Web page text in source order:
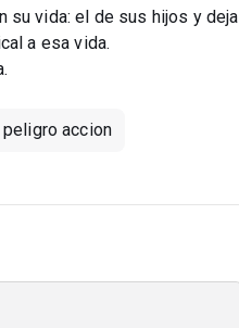
su vida: el de sus hijos y deja
a esa vida.
accion